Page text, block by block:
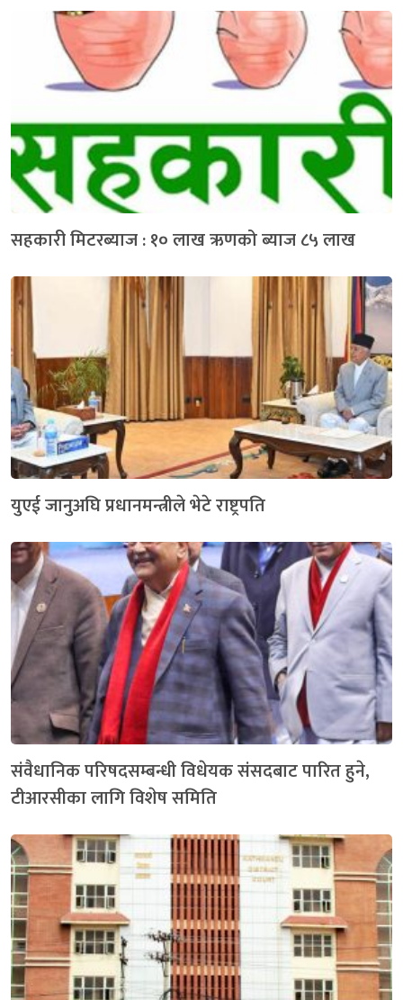
सहकारी मिटरब्याज : १० लाख ऋणको ब्याज ८५ लाख
युएई जानुअघि प्रधानमन्त्रीले भेटे राष्ट्रपति
संवैधानिक परिषदसम्बन्धी विधेयक संसदबाट पारित हुने,
टीआरसीका लागि विशेष समिति